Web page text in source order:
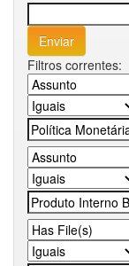
Filtros correntes: